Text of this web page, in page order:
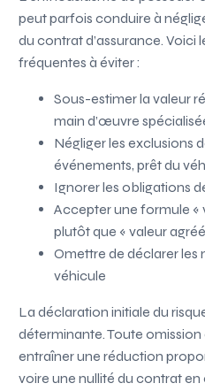
peut parfois conduire à
du contrat d’assurance. Voici
fréquentes à éviter :
Sous-estimer la valeur
main d’œuvre
Négliger les exclusions
événements, prêt du
Ignorer les obligations
Accepter une formule «
plutôt que « valeur
Omettre de déclarer
véhicule
La déclaration initiale du
déterminante. Toute
entraîner une réduction
voire une nullité du contrat